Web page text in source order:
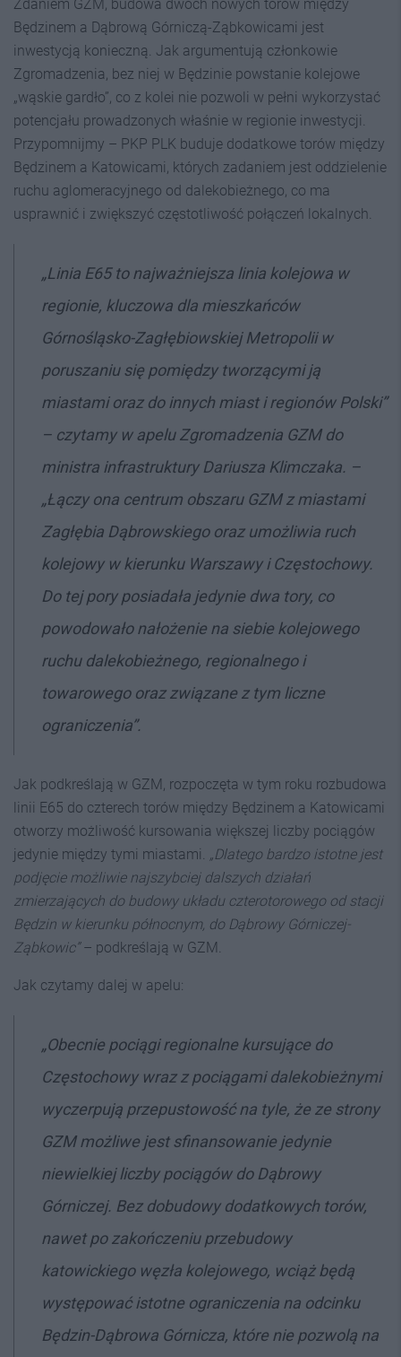
Zdaniem GZM, budowa dwóch nowych torów między
Będzinem a Dąbrową Górniczą-Ząbkowicami jest
inwestycją konieczną. Jak argumentują członkowie
Zgromadzenia, bez niej w Będzinie powstanie kolejowe
„wąskie gardło”, co z kolei nie pozwoli w pełni wykorzystać
potencjału prowadzonych właśnie w regionie inwestycji.
Przypomnijmy – PKP PLK buduje dodatkowe torów między
Będzinem a Katowicami, których zadaniem jest oddzielenie
ruchu aglomeracyjnego od dalekobieżnego, co ma
usprawnić i zwiększyć częstotliwość połączeń lokalnych.
„Linia E65 to najważniejsza linia kolejowa w
regionie, kluczowa dla mieszkańców
Górnośląsko-Zagłębiowskiej Metropolii w
poruszaniu się pomiędzy tworzącymi ją
miastami oraz do innych miast i regionów Polski”
– czytamy w apelu Zgromadzenia GZM do
ministra infrastruktury Dariusza Klimczaka. –
„Łączy ona centrum obszaru GZM z miastami
Zagłębia Dąbrowskiego oraz umożliwia ruch
kolejowy w kierunku Warszawy i Częstochowy.
Do tej pory posiadała jedynie dwa tory, co
powodowało nałożenie na siebie kolejowego
ruchu dalekobieżnego, regionalnego i
towarowego oraz związane z tym liczne
ograniczenia”.
Jak podkreślają w GZM, rozpoczęta w tym roku rozbudowa
linii E65 do czterech torów między Będzinem a Katowicami
otworzy możliwość kursowania większej liczby pociągów
jedynie między tymi miastami. „Dlatego bardzo istotne jest
podjęcie możliwie najszybciej dalszych działań
zmierzających do budowy układu czterotorowego od stacji
Będzin w kierunku północnym, do Dąbrowy Górniczej-
Ząbkowic”– podkreślają w GZM.
Jak czytamy dalej w apelu:
„Obecnie pociągi regionalne kursujące do
Częstochowy wraz z pociągami dalekobieżnymi
wyczerpują przepustowość na tyle, że ze strony
GZM możliwe jest sfinansowanie jedynie
niewielkiej liczby pociągów do Dąbrowy
Górniczej. Bez dobudowy dodatkowych torów,
nawet po zakończeniu przebudowy
katowickiego węzła kolejowego, wciąż będą
występować istotne ograniczenia na odcinku
Będzin-Dąbrowa Górnicza, które nie pozwolą na